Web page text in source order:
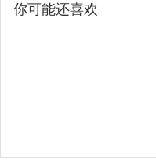
你可能还喜欢